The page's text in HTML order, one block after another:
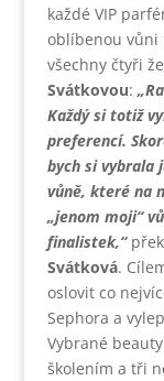
každé VIP
oblíbenou vůni
všechny čtyři
Svátkovou:
Každý si totiž
preferencí.
bych si vybrala
vůně, které na
„jenom moji“
finalistek,“
Svátková.
oslovit co
Sephora a
Vybrané
školením a tři